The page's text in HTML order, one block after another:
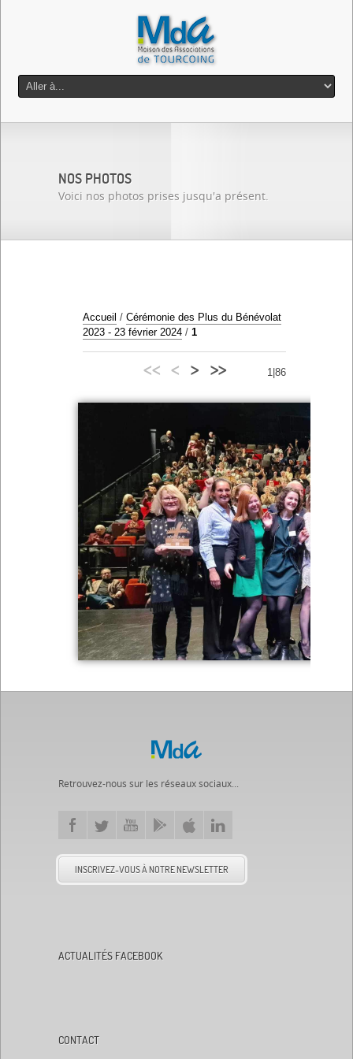
NOS PHOTOS
Voici nos photos prises jusqu'a présent.
Accueil / Cérémonie des Plus du Bénévolat
2023 - 23 février 2024 / 1
1|86
<< < > >>
Retrouvez-nous sur les réseaux sociaux...
INSCRIVEZ-VOUS À NOTRE NEWSLETTER
ACTUALITÉS FACEBOOK
CONTACT